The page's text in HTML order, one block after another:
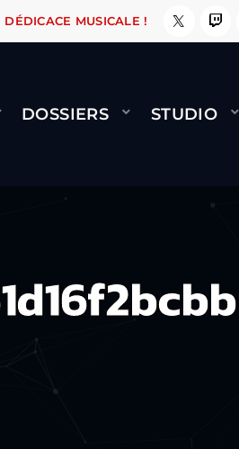
ÇA LE FAIT ! NAMI
DÉDICACE MUSICALE !
DOSSIERS STUDIO